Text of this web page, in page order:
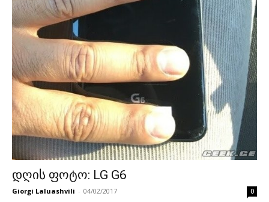
დღის ფოტო: LG G6
Giorgi Laluashvili - 04/02/2017 0